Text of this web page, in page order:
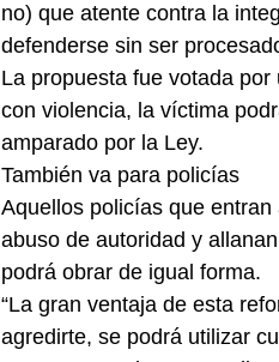
no) que atente contra la
defenderse sin ser
La propuesta fue votada
con violencia, la víctima
amparado por la Ley.
También va para policías
Aquellos policías que
abuso de autoridad y
podrá obrar de igual forma.
“La gran ventaja de esta
agredirte, se podrá utilizar